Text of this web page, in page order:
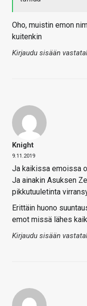
Oho, muistin emon
kuitenkin
Kirjaudu sisään
Knight
9.11.2019
Ja kaikissa emoissa
Ja ainakin Asuksen
pikkutuuletinta
Erittäin huono
emot missä lähes
Kirjaudu sisään